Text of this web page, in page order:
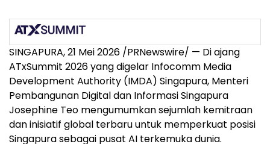
SINGAPURA, 21 Mei 2026 /PRNewswire/ — Di ajang
ATxSummit 2026 yang digelar Infocomm Media
Development Authority (IMDA) Singapura, Menteri
Pembangunan Digital dan Informasi Singapura
Josephine Teo mengumumkan sejumlah kemitraan
dan inisiatif global terbaru untuk memperkuat posisi
Singapura sebagai pusat AI terkemuka dunia.